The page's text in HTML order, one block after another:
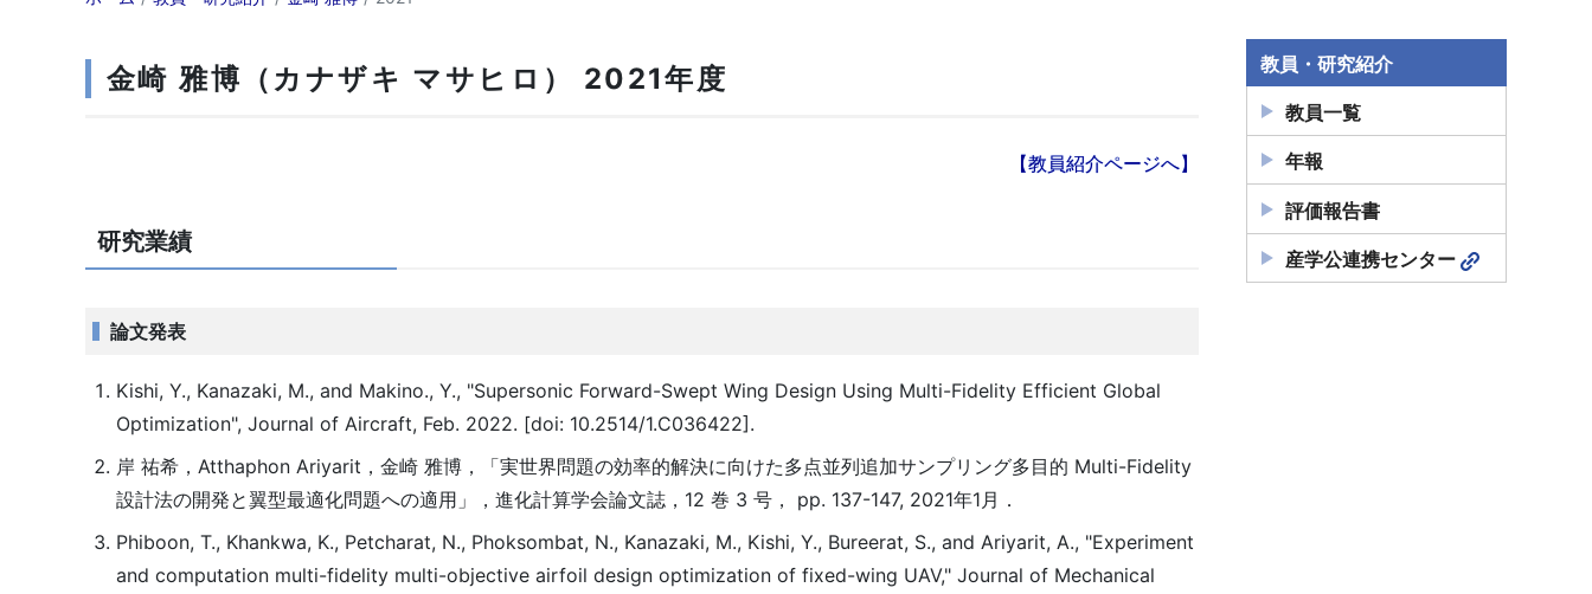
金崎 雅博（カナザキ マサヒロ） 2021年度
【教員紹介ページへ】
研究業績
論文発表
Kishi, Y., Kanazaki, M., and Makino., Y., "Supersonic Forward-Swept Wing Design Using Multi-Fidelity Efficient Global
Optimization", Journal of Aircraft, Feb. 2022. [doi: 10.2514/1.C036422].
岸 祐希，Atthaphon Ariyarit，金崎 雅博，「実世界問題の効率的解決に向けた多点並列追加サンプリング多目的 Multi-Fidelity
設計法の開発と翼型最適化問題への適用」，進化計算学会論文誌，12 巻 3 号， pp. 137-147, 2021年1月．
Phiboon, T., Khankwa, K., Petcharat, N., Phoksombat, N., Kanazaki, M., Kishi, Y., Bureerat, S., and Ariyarit, A., "Experiment
and computation multi-fidelity multi-objective airfoil design optimization of fixed-wing UAV," Journal of Mechanical
教員・研究紹介
教員一覧
年報
評価報告書
産学公連携センター